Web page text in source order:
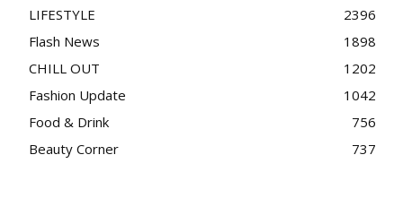
LIFESTYLE
2396
Flash News
1898
CHILL OUT
1202
Fashion Update
1042
Food & Drink
756
Beauty Corner
737